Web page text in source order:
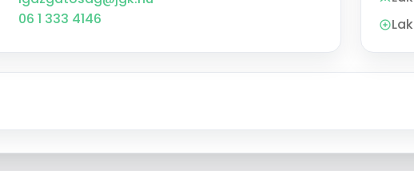
06 1 333 4146